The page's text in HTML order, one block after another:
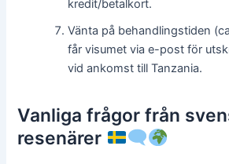
kredit/betalkort.
Vänta på behandlingstiden
får visumet via e-post för
vid ankomst till Tanzania.
Vanliga frågor från
resenärer